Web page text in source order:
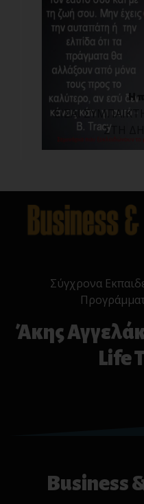
Η
ΕΙΣΑΙ
ΣΤΗ
Σύγχρονα
Άκης
Life
Business